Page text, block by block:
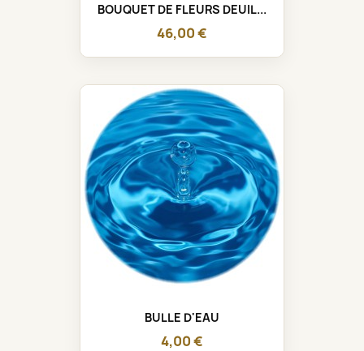
BOUQUET DE FLEURS DEUIL...
46,00 €
BULLE D'EAU
4,00 €